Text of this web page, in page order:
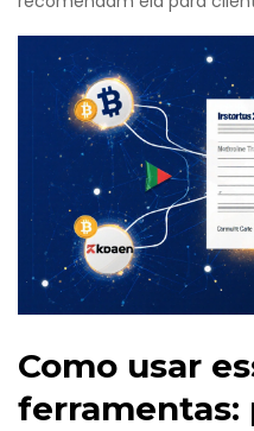
Como usar
ferramentas: